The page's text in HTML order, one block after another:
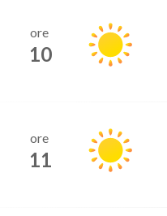
ore
10
ore
11